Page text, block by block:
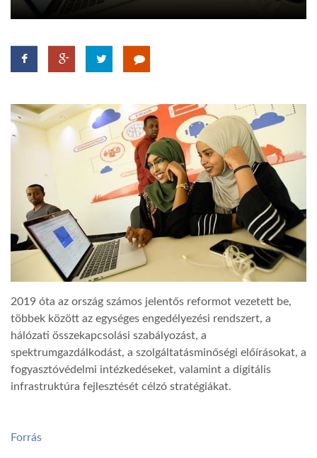
DOBRAVERO.HU
LATIMO.HU
GLOBOBOOK
2019 óta az ország számos jelentős reformot vezetett be,
többek között az egységes engedélyezési rendszert, a
hálózati összekapcsolási szabályozást, a
spektrumgazdálkodást, a szolgáltatásminőségi előírásokat, a
fogyasztóvédelmi intézkedéseket, valamint a digitális
infrastruktúra fejlesztését célzó stratégiákat.
Forrás